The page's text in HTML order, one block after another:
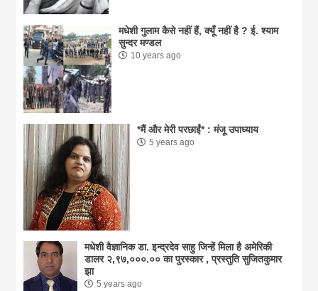
मधेशी गुलाम कैसे नहीं हैं, क्यूँ नहीं है ? ई. श्याम
सुन्दर मण्डल
10 years ago
*मैं और मेरी परछाईं* : मंजू उपाध्याय
5 years ago
मधेशी वैज्ञानिक डा. इन्द्रदेव साहु जिन्हें मिला है अमेरिकी
डालर २,९७,०००.०० का पुरस्कार , प्रस्तुति सुजितकुमार
झा
5 years ago